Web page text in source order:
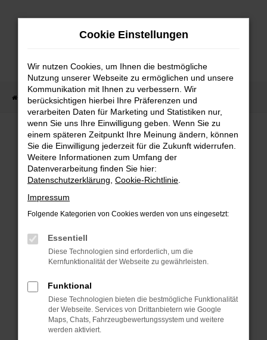
Zum
Startseite Fahrzeug Showroom Fahrzeugbestand
FAHRZEUGBESTAND
Bei Neuwagen Autoland finden Sie eine große
Auswahl an Marken und Modellen.
FEHLER: NETWORK
ERROR
Beim Laden ist ein Fehler aufgetreten.
Hier sind ein paar Tipps, die dir helfen
können:
Cookie Einstellungen
Wir nutzen Cookies, um Ihnen die bestmögliche
Nutzung unserer Webseite zu ermöglichen und unsere
Kommunikation mit Ihnen zu verbessern. Wir
berücksichtigen hierbei Ihre Präferenzen und
verarbeiten Daten für Marketing und Statistiken nur,
wenn Sie uns Ihre Einwilligung geben. Wenn Sie zu
einem späteren Zeitpunkt Ihre Meinung ändern, können
Sie die Einwilligung jederzeit für die Zukunft widerrufen.
Weitere Informationen zum Umfang der
Datenverarbeitung finden Sie hier:
Datenschutzerklärung Cookie-Richtlinie
Impressum
Folgende Kategorien von Cookies werden von uns eingesetzt:
Essentiell
Diese Technologien sind erforderlich, um die
Kernfunktionalität der Webseite zu gewährleisten.
Funktional
Diese Technologien bieten die bestmögliche Funktionalität
der Webseite. Services von Drittanbietern wie Google
Maps, Chats, Fahrzeugbewertungssystem und weitere
werden aktiviert.